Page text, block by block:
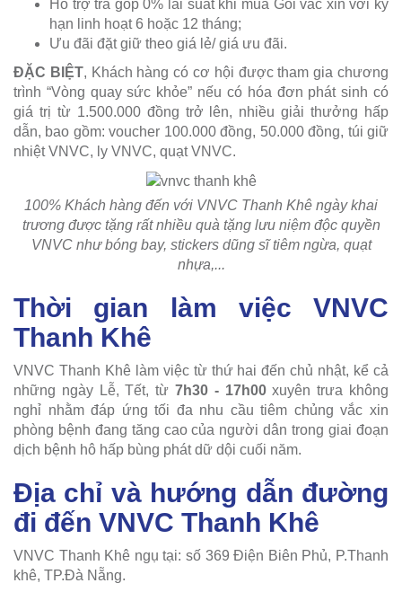
Hỗ trợ trả góp 0% lãi suất khi mua Gói vắc xin với kỳ
hạn linh hoạt 6 hoặc 12 tháng;
Ưu đãi đặt giữ theo giá lẻ/ giá ưu đãi.
ĐẶC BIỆT, Khách hàng có cơ hội được tham gia chương
trình “Vòng quay sức khỏe” nếu có hóa đơn phát sinh có
giá trị từ 1.500.000 đồng trở lên, nhiều giải thưởng hấp
dẫn, bao gồm: voucher 100.000 đồng, 50.000 đồng, túi giữ
nhiệt VNVC, ly VNVC, quạt VNVC.
100% Khách hàng đến với VNVC Thanh Khê ngày khai
trương được tặng rất nhiều quà tặng lưu niệm độc quyền
VNVC như bóng bay, stickers dũng sĩ tiêm ngừa, quạt
nhựa,...
Thời gian làm việc VNVC
Thanh Khê
VNVC Thanh Khê làm việc từ thứ hai đến chủ nhật, kể cả
những ngày Lễ, Tết, từ 7h30 - 17h00xuyên trưa không
nghỉ nhằm đáp ứng tối đa nhu cầu tiêm chủng vắc xin
phòng bệnh đang tăng cao của người dân trong giai đoạn
dịch bệnh hô hấp bùng phát dữ dội cuối năm.
Địa chỉ và hướng dẫn đường
đi đến VNVC Thanh Khê
VNVC Thanh Khê ngụ tại: số 369 Điện Biên Phủ, P.Thanh
khê, TP.Đà Nẵng.